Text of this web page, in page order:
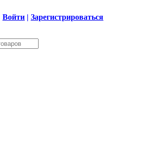
Войти | Зарегистрироваться